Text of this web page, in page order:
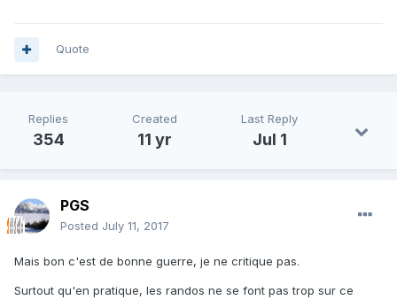
Quote
Replies
354
Created
11 yr
Last Reply
Jul 1
PGS
Posted July 11, 2017
Mais bon c'est de bonne guerre, je ne critique pas.
Surtout qu'en pratique, les randos ne se font pas trop sur ce